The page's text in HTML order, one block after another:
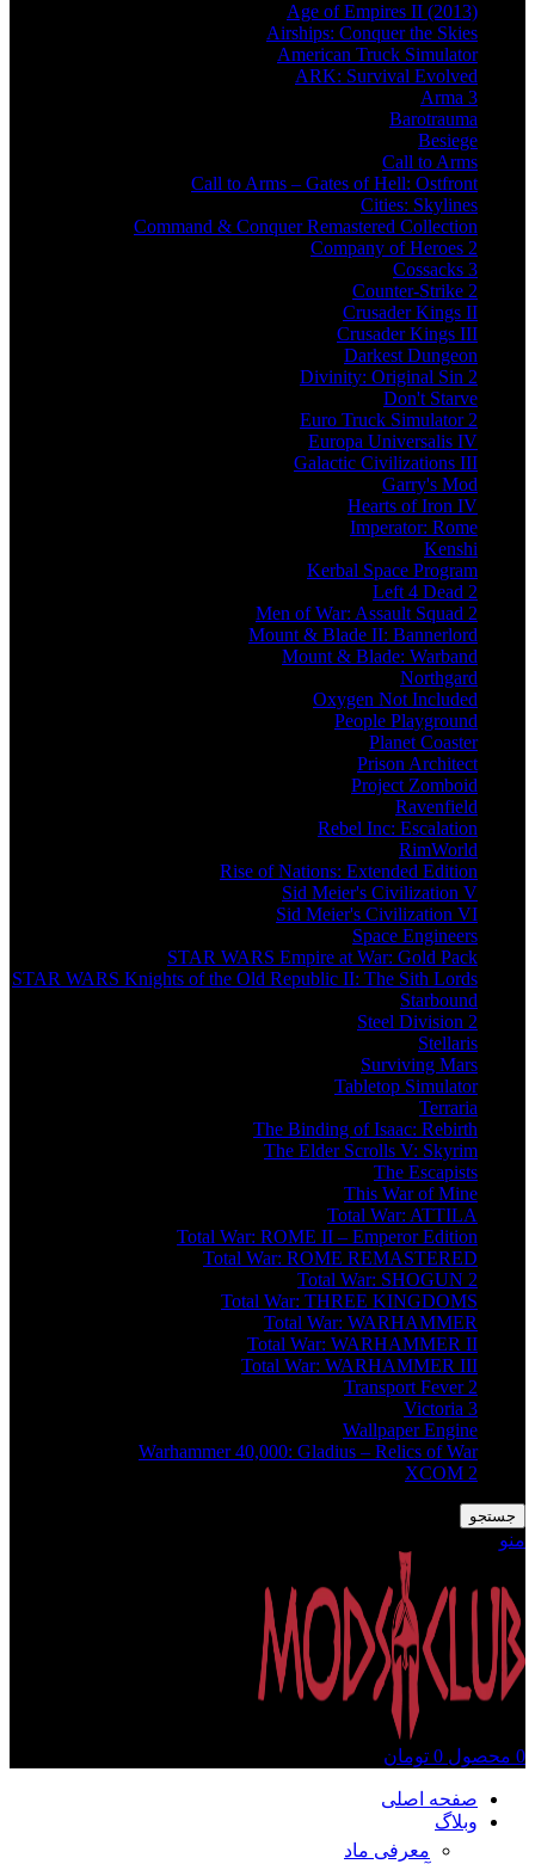
Age of Empires II (2013)
Airships: Conquer the Skies
American Truck Simulator
ARK: Survival Evolved
Arma 3
Barotrauma
Besiege
Call to Arms
Call to Arms – Gates of Hell: Ostfront
Cities: Skylines
Command & Conquer Remastered Collection
Company of Heroes 2
Cossacks 3
Counter-Strike 2
Crusader Kings II
Crusader Kings III
Darkest Dungeon
Divinity: Original Sin 2
Don't Starve
Euro Truck Simulator 2
Europa Universalis IV
Galactic Civilizations III
Garry's Mod
Hearts of Iron IV
Imperator: Rome
Kenshi
Kerbal Space Program
Left 4 Dead 2
Men of War: Assault Squad 2
Mount & Blade II: Bannerlord
Mount & Blade: Warband
Northgard
Oxygen Not Included
People Playground
Planet Coaster
Prison Architect
Project Zomboid
Ravenfield
Rebel Inc: Escalation
RimWorld
Rise of Nations: Extended Edition
Sid Meier's Civilization V
Sid Meier's Civilization VI
Space Engineers
STAR WARS Empire at War: Gold Pack
STAR WARS Knights of the Old Republic II: The Sith Lords
Starbound
Steel Division 2
Stellaris
Surviving Mars
Tabletop Simulator
Terraria
The Binding of Isaac: Rebirth
The Elder Scrolls V: Skyrim
The Escapists
This War of Mine
Total War: ATTILA
Total War: ROME II – Emperor Edition
Total War: ROME REMASTERED
Total War: SHOGUN 2
Total War: THREE KINGDOMS
Total War: WARHAMMER
Total War: WARHAMMER II
Total War: WARHAMMER III
Transport Fever 2
Victoria 3
Wallpaper Engine
Warhammer 40,000: Gladius – Relics of War
XCOM 2
جستجو
منو
0 محصول 0 تومان
صفحه اصلی
وبلاگ
معرفی ماد